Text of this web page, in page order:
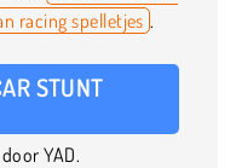
racing spelletjes .
STUNT
YAD.